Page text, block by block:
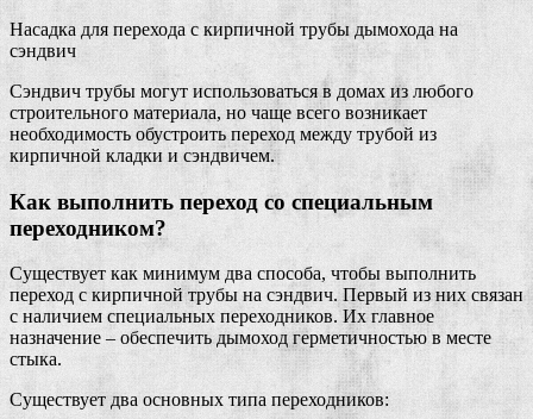
Насадка для перехода с кирпичной трубы дымохода на
сэндвич
Сэндвич трубы могут использоваться в домах из любого
строительного материала, но чаще всего возникает
необходимость обустроить переход между трубой из
кирпичной кладки и сэндвичем.
Как выполнить переход со специальным
переходником?
Существует как минимум два способа, чтобы выполнить
переход с кирпичной трубы на сэндвич. Первый из них связан
с наличием специальных переходников. Их главное
назначение – обеспечить дымоход герметичностью в месте
стыка.
Существует два основных типа переходников: